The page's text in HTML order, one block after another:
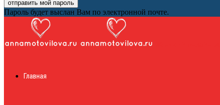
Пароль будет выслан Вам по электронной почте.
Главная